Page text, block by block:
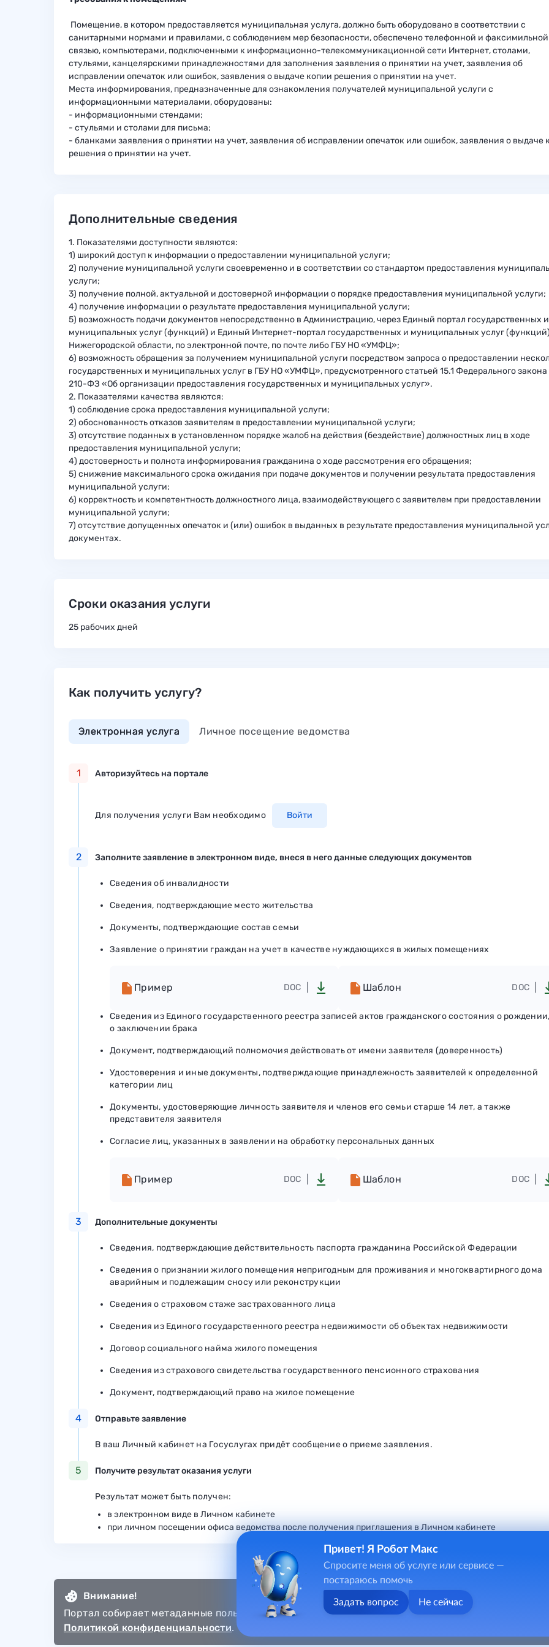
Помещение, в котором предоставляется муниципальная услуга, должно быть оборудовано в соответствии с
санитарными нормами и правилами, с соблюдением мер безопасности, обеспечено телефонной и факсимильной
связью, компьютерами, подключенными к информационно-телекоммуникационной сети Интернет, столами,
стульями, канцелярскими принадлежностями для заполнения заявления о принятии на учет, заявления об
исправлении опечаток или ошибок, заявления о выдаче копии решения о принятии на учет.
Места информирования, предназначенные для ознакомления получателей муниципальной услуги с
информационными материалами, оборудованы:
- информационными стендами;
- стульями и столами для письма;
- бланками заявления о принятии на учет, заявления об исправлении опечаток или ошибок, заявления о выдаче
решения о принятии на учет.
Дополнительные сведения
1. Показателями доступности являются:
1) широкий доступ к информации о предоставлении муниципальной услуги;
2) получение муниципальной услуги своевременно и в соответствии со стандартом предоставления
услуги;
3) получение полной, актуальной и достоверной информации о порядке предоставления муниципальной услуги;
4) получение информации о результате предоставления муниципальной услуги;
5) возможность подачи документов непосредственно в Администрацию, через Единый портал государственных и
муниципальных услуг (функций) и Единый Интернет-портал государственных и муниципальных услуг
Нижегородской области, по электронной почте, по почте либо ГБУ НО «УМФЦ»;
6) возможность обращения за получением муниципальной услуги посредством запроса о предоставлении
государственных и муниципальных услуг в ГБУ НО «УМФЦ», предусмотренного статьей 15.1 Федерального
210-ФЗ «Об организации предоставления государственных и муниципальных услуг».
2. Показателями качества являются:
1) соблюдение срока предоставления муниципальной услуги;
2) обоснованность отказов заявителям в предоставлении муниципальной услуги;
3) отсутствие поданных в установленном порядке жалоб на действия (бездействие) должностных лиц в ходе
предоставления муниципальной услуги;
4) достоверность и полнота информирования гражданина о ходе рассмотрения его обращения;
5) снижение максимального срока ожидания при подаче документов и получении результата предоставления
муниципальной услуги;
6) корректность и компетентность должностного лица, взаимодействующего с заявителем при предоставлении
муниципальной услуги;
7) отсутствие допущенных опечаток и (или) ошибок в выданных в результате предоставления муниципальной
документах.
Сроки оказания услуги
25 рабочих дней
Как получить услугу?
Электронная услуга Личное посещение ведомства
1 Авторизуйтесь на портале
Для получения услуги Вам необходимо Войти
2 Заполните заявление в электронном виде, внеся в него данные следующих документов
Сведения об инвалидности
Сведения, подтверждающие место жительства
Документы, подтверждающие состав семьи
Заявление о принятии граждан на учет в качестве нуждающихся в жилых помещениях
Пример DOC Шаблон DOC
Сведения из Единого государственного реестра записей актов гражданского состояния о
о заключении брака
Документ, подтверждающий полномочия действовать от имени заявителя (доверенность)
Удостоверения и иные документы, подтверждающие принадлежность заявителей к определенной
категории лиц
Документы, удостоверяющие личность заявителя и членов его семьи старше 14 лет, а также
представителя заявителя
Согласие лиц, указанных в заявлении на обработку персональных данных
Пример DOC Шаблон DOC
3 Дополнительные документы
Сведения, подтверждающие действительность паспорта гражданина Российской Федерации
Сведения о признании жилого помещения непригодным для проживания и многоквартирного дома
аварийным и подлежащим сносу или реконструкции
Сведения о страховом стаже застрахованного лица
Сведения из Единого государственного реестра недвижимости об объектах недвижимости
Договор социального найма жилого помещения
Сведения из страхового свидетельства государственного пенсионного страхования
Документ, подтверждающий право на жилое помещение
4 Отправьте заявление
В ваш Личный кабинет на Госуслугах придёт сообщение о приеме заявления.
5 Получите результат оказания услуги
Результат может быть получен:
в электронном виде в Личном кабинете
при личном посещении офиса ведомства после получения приглашения в Личном кабинете
Внимание!
Портал собирает метаданные пользователя (cookie, местоположение, данные об IP-адресах и
Политикой конфиденциальности.
Привет! Я Робот Макс
Спросите меня об услуге или сервисе —
постараюсь помочь
Задать вопрос Не сейчас